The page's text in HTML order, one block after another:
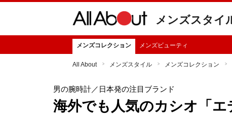
メンズスタイ
メンズコレクション メンズビューティ
All About メンズスタイル メンズコレクション
男の腕時計／日本発の注目ブランド
海外でも人気のカシオ「